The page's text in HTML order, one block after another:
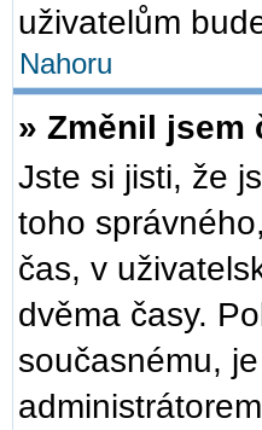
uživatelům
Nahoru
» Změnil jsem
Jste si jisti, že
toho
čas, v
dvěma časy.
současnému,